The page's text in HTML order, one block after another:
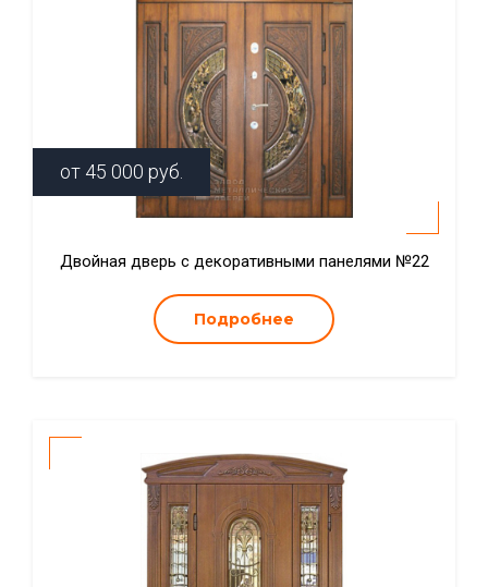
от 45 000 руб.
Двойная дверь с декоративными панелями №22
Подробнее